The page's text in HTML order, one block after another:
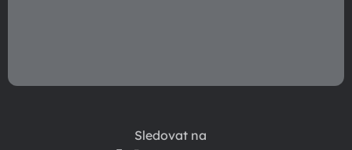
Sledovat na